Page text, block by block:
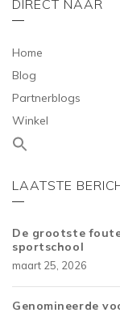
DIRECT NAAR
Home
Blog
Partnerblogs
Winkel
LAATSTE
De grootste
sportschool
maart 25, 2026
Genomineerde